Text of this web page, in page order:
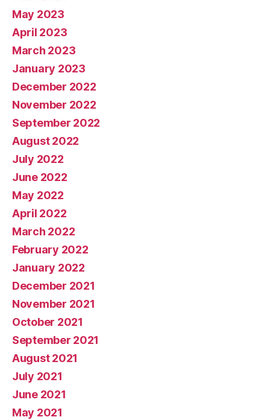
May 2023
April 2023
March 2023
January 2023
December 2022
November 2022
September 2022
August 2022
July 2022
June 2022
May 2022
April 2022
March 2022
February 2022
January 2022
December 2021
November 2021
October 2021
September 2021
August 2021
July 2021
June 2021
May 2021